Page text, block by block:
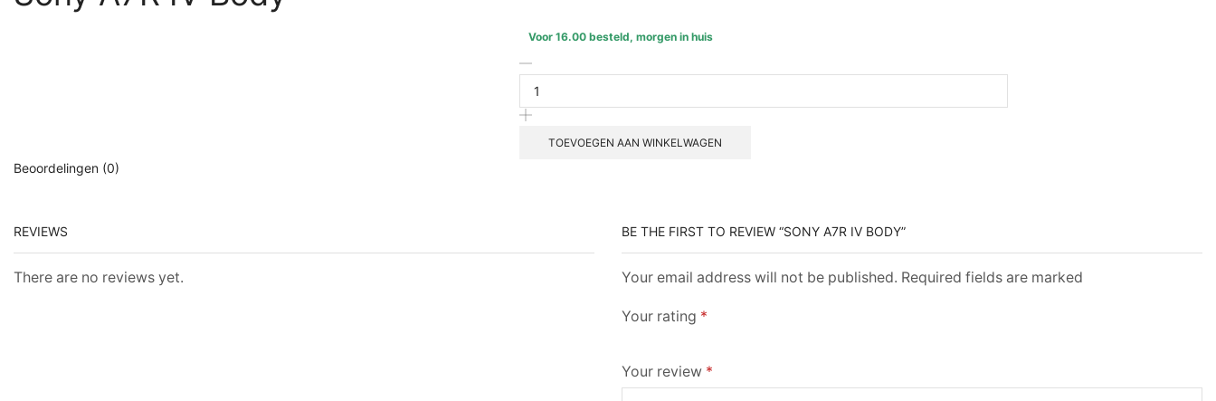
Voor 16.00 besteld, morgen in huis
TOEVOEGEN AAN WINKELWAGEN
Beoordelingen (0)
REVIEWS
There are no reviews yet.
BE THE FIRST TO REVIEW “SONY A7R IV BODY”
Your email address will not be published. Required fields are marked
Your rating *
Your review *